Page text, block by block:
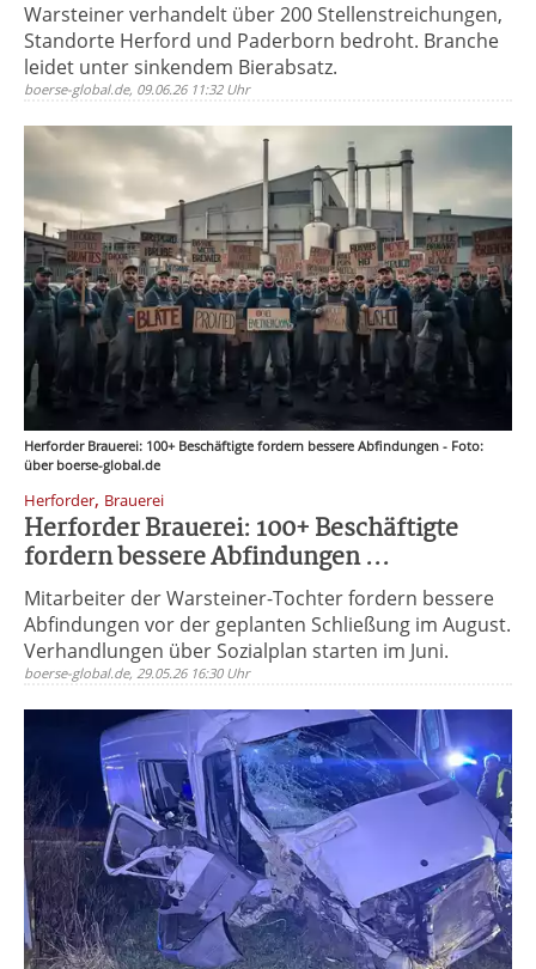
Warsteiner verhandelt über 200 Stellenstreichungen,
Standorte Herford und Paderborn bedroht. Branche
leidet unter sinkendem Bierabsatz.
boerse-global.de, 09.06.26 11:32 Uhr
Herforder Brauerei: 100+ Beschäftigte fordern bessere Abfindungen - Foto:
über boerse-global.de
Herforder, Brauerei
Herforder Brauerei: 100+ Beschäftigte
fordern bessere Abfindungen ...
Mitarbeiter der Warsteiner-Tochter fordern bessere
Abfindungen vor der geplanten Schließung im August.
Verhandlungen über Sozialplan starten im Juni.
boerse-global.de, 29.05.26 16:30 Uhr